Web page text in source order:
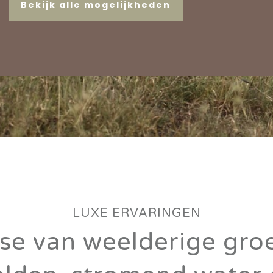
Bekijk alle mogelijkheden
LUXE ERVARINGEN
van weelderige